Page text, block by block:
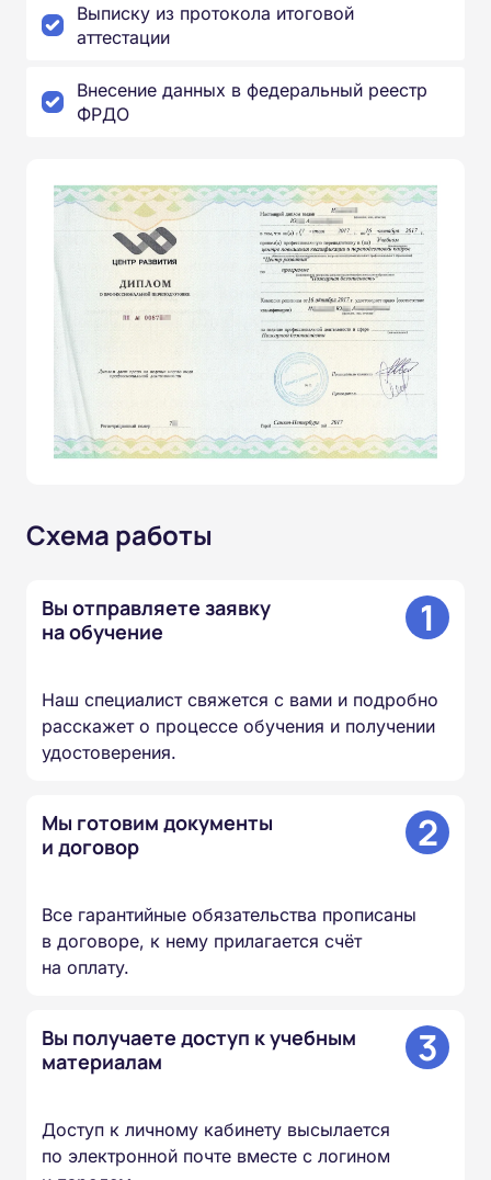
Выписку из протокола итоговой
аттестации
Внесение данных в федеральный реестр
ФРДО
Схема работы
Вы отправляете заявку
на обучение
1
Наш специалист свяжется с вами и подробно
расскажет о процессе обучения и получении
удостоверения.
Мы готовим документы
и договор
2
Все гарантийные обязательства прописаны
в договоре, к нему прилагается счёт
на оплату.
Вы получаете доступ к учебным
материалам
3
Доступ к личному кабинету высылается
по электронной почте вместе с логином